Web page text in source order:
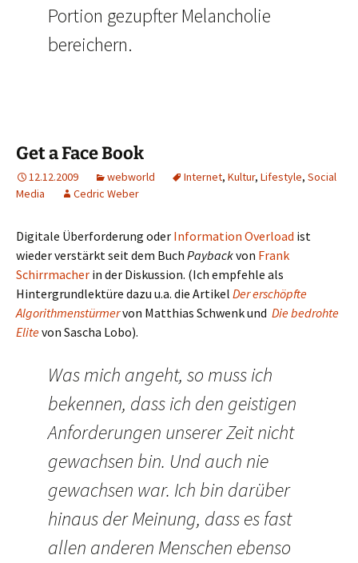
Portion gezupfter Melancholie
bereichern.
Get a Face Book
12.12.2009 webworld Internet, Kultur, Lifestyle, Social
Media
Cedric Weber
Digitale Überforderung oder Information Overload ist
wieder verstärkt seit dem Buch Paybackvon Frank
Schirrmacher in der Diskussion. (Ich empfehle als
Hintergrundlektüre dazu u.a. die Artikel Der erschöpfte
Algorithmenstürmervon Matthias Schwenk und Die bedrohte
Elitevon Sascha Lobo).
Was mich angeht, so muss ich
bekennen, dass ich den geistigen
Anforderungen unserer Zeit nicht
gewachsen bin. Und auch nie
gewachsen war. Ich bin darüber
hinaus der Meinung, dass es fast
allen anderen Menschen ebenso